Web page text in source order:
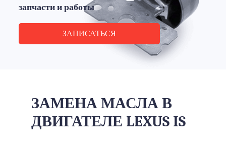
запчасти и работы
ЗАПИСАТЬСЯ
ЗАМЕНА МАСЛА В
ДВИГАТЕЛЕ LEXUS IS